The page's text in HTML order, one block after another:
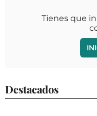
Tienes que
Destacados